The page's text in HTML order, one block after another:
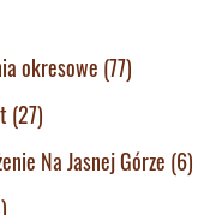
okresowe (77)
(27)
Na Jasnej Górze (6)